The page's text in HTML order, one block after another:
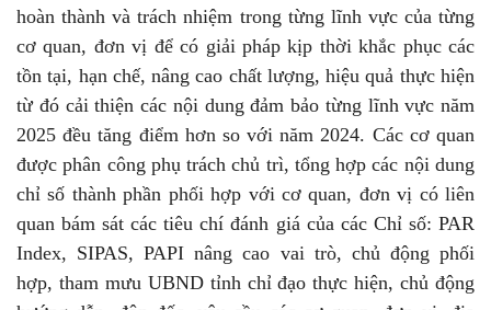
hoàn thành và trách nhiệm trong từng lĩnh vực của từng
cơ quan, đơn vị để có giải pháp kịp thời khắc phục các
tồn tại, hạn chế, nâng cao chất lượng, hiệu quả thực hiện
từ đó cải thiện các nội dung đảm bảo từng lĩnh vực năm
2025 đều tăng điểm hơn so với năm 2024. Các cơ quan
được phân công phụ trách chủ trì, tổng hợp các nội dung
chỉ số thành phần phối hợp với cơ quan, đơn vị có liên
quan bám sát các tiêu chí đánh giá của các Chỉ số: PAR
Index, SIPAS, PAPI nâng cao vai trò, chủ động phối
hợp, tham mưu UBND tỉnh chỉ đạo thực hiện, chủ động